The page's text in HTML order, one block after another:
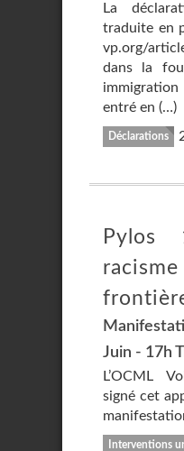
La
traduite en
vp.org/
dans la
entré en (…)
Déclarations
Juin - 17h
L’OCML
signé cet
Interventions